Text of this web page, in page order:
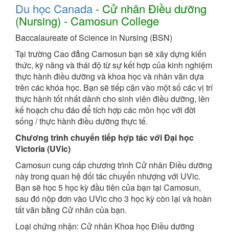
Du học Canada - Cử nhân Điều dưỡng
(Nursing) - Camosun College
Baccalaureate of Science in Nursing (BSN)
Tại trường Cao đẳng Camosun bạn sẽ xây dựng kiến ​​
thức, kỹ năng và thái độ từ sự kết hợp của kinh nghiệm
thực hành điều dưỡng và khoa học và nhân văn dựa
trên các khóa học. Bạn sẽ tiếp cận vào một số các vị trí
thực hành tốt nhất dành cho sinh viên điều dưỡng, lên
kế hoạch chu đáo để tích hợp các môn học với đời
sống / thực hành điều dưỡng thực tế.
Chương trình chuyển tiếp hợp tác với Đại học
Victoria (UVic)
Camosun cung cấp chương trình Cử nhân Điều dưỡng
này trong quan hệ đối tác chuyển nhượng với UVic.
Bạn sẽ học 5 học kỳ đầu tiên của bạn tại Camosun,
sau đó nộp đơn vào UVic cho 3 học kỳ còn lại và hoàn
tất văn bằng Cử nhân của bạn.
Loại chứng nhận: Cử nhân Khoa học Điều dưỡng